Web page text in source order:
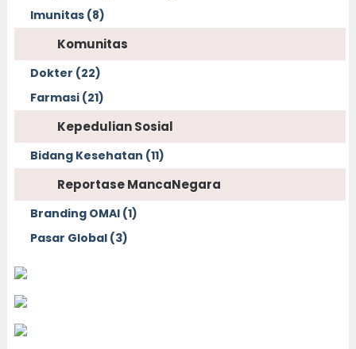
Imunitas (8)
Komunitas
Dokter (22)
Farmasi (21)
Kepedulian Sosial
Bidang Kesehatan (11)
Reportase MancaNegara
Branding OMAI (1)
Pasar Global (3)